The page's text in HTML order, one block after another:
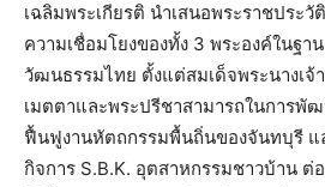
เฉลิมพระเกียรติ นำเสนอพระราชประ
ความเชื่อมโยงของทั้ง 3 พระองค์ในฐา
วัฒนธรรมไทย ตั้งแต่สมเด็จพระนางเจ้
เมตตาและพระปรีชาสามารถในการ
ฟื้นฟูงานหัตถกรรมพื้นถิ่นของจันทบุรี
กิจการ S.B.K. อุตสาหกรรมชาวบ้าน ต่